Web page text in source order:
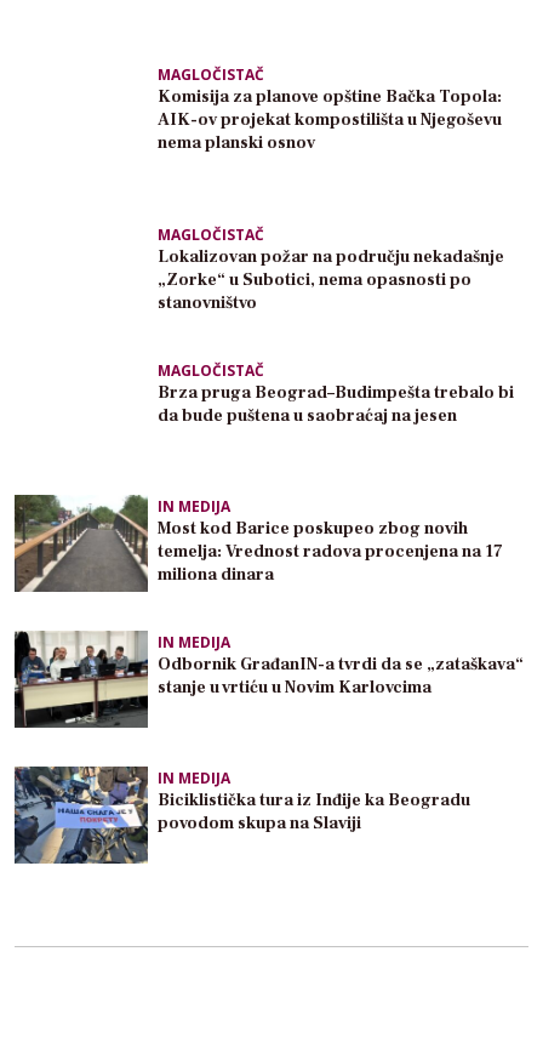
MAGLOČISTAČ
Komisija za planove opštine Bačka Topola:
AIK-ov projekat kompostilišta u Njegoševu
nema planski osnov
MAGLOČISTAČ
Lokalizovan požar na području nekadašnje
„Zorke“ u Subotici, nema opasnosti po
stanovništvo
MAGLOČISTAČ
Brza pruga Beograd–Budimpešta trebalo bi
da bude puštena u saobraćaj na jesen
IN MEDIJA
Most kod Barice poskupeo zbog novih
temelja: Vrednost radova procenjena na 17
miliona dinara
IN MEDIJA
Odbornik GrađanIN-a tvrdi da se „zataškava“
stanje u vrtiću u Novim Karlovcima
IN MEDIJA
Biciklistička tura iz Inđije ka Beogradu
povodom skupa na Slaviji